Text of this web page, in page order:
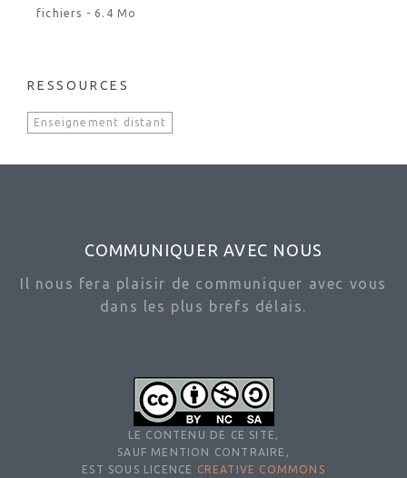
fichiers - 6.4 Mo
RESSOURCES
Enseignement distant
COMMUNIQUER AVEC NOUS
Il nous fera plaisir de communiquer avec vous
dans les plus brefs délais.
LE CONTENU DE CE SITE,
SAUF MENTION CONTRAIRE,
EST SOUS LICENCE
CREATIVE COMMONS